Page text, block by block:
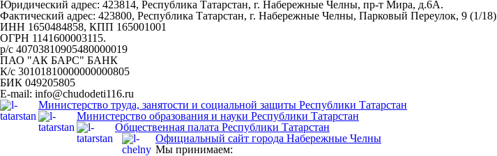
Юридический адрес: 423814, Республика Татарстан, г. Набережные Челны, пр-т Мира, д.6А.
Фактический адрес: 423800, Республика Татарстан, г. Набережные Челны, Парковый Переулок, 9 (1/18)
ИНН 1650484858, КПП 165001001
ОГРН 1141600003115.
р/с 40703810905480000019
ПАО "АК БАРС" БАНК
К/с 30101810000000000805
БИК 049205805
E-mail: info@chudodeti116.ru
Министерство труда, занятости и социальной защиты Республики Татарстан
Министерство образования и науки Республики Татарстан
Общественная палата Республики Татарстан
Официальный сайт города Набережные Челны
Мы принимаем: